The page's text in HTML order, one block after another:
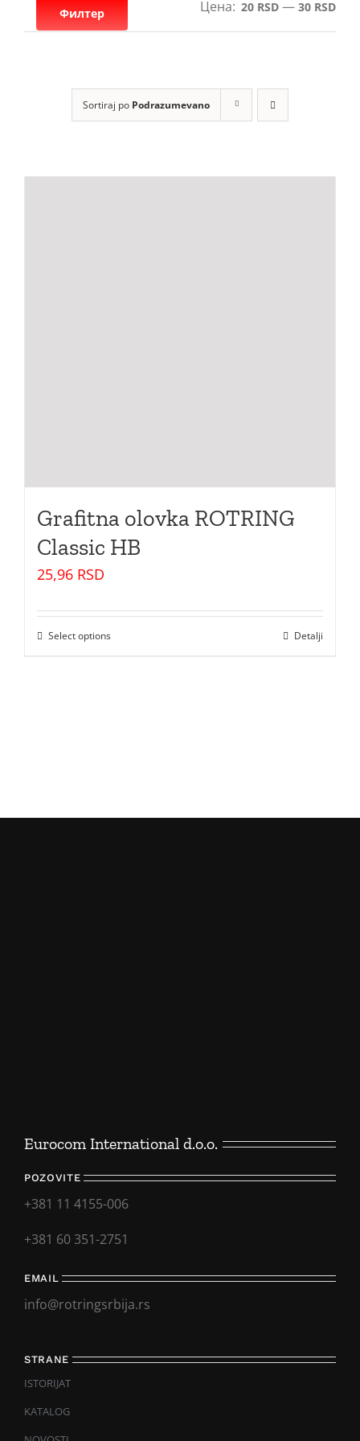
Sortiraj po Podrazumevano
Grafitna olovka ROTRING
Classic HB
25,96 RSD
Select options Detalji
Филтер Цена: 20 RSD — 30 RSD
Eurocom International d.o.o.
POZOVITE
+381 11 4155-006
+381 60 351-2751
EMAIL
info@rotringsrbija.rs
STRANE
ISTORIJAT
KATALOG